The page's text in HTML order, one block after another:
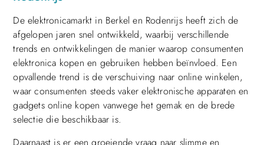
De elektronicamarkt in Berkel en Rodenrijs heeft zich de
afgelopen jaren snel ontwikkeld, waarbij verschillende
trends en ontwikkelingen de manier waarop consumenten
elektronica kopen en gebruiken hebben beïnvloed. Een
opvallende trend is de verschuiving naar online winkelen,
waar consumenten steeds vaker elektronische apparaten en
gadgets online kopen vanwege het gemak en de brede
selectie die beschikbaar is.
Daarnaast is er een groeiende vraag naar slimme en